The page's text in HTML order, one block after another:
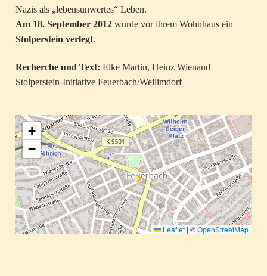
Nazis als „lebensunwertes“ Leben.
Am 18. September 2012 wurde vor ihrem Wohnhaus ein
Stolperstein verlegt.
Recherche und Text: Elke Martin, Heinz Wienand
Stolperstein-Initiative Feuerbach/Weilimdorf
+
−
Leaflet | ©OpenStreetMap